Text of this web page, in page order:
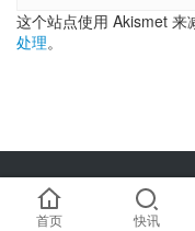
这个站点使用 Akismet 来
处理。
Copyright © 2019-2025
首页
快讯